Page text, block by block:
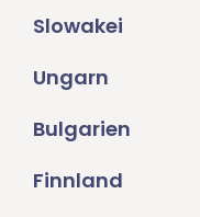
Slowakei
Ungarn
Bulgarien
Finnland